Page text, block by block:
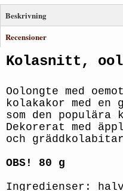
Beskrivning
Recensioner
Kolasnitt,
Oolongte med
kolakakor med
som den populära
Dekorerat med
och
OBS! 80 g
Ingredienser: